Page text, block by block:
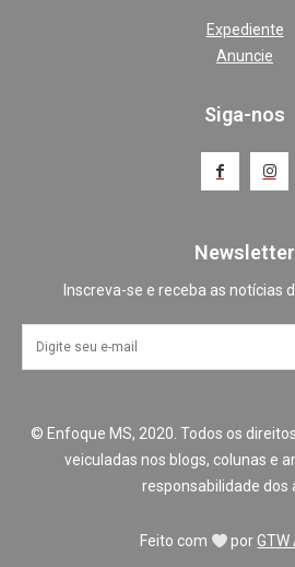
Expediente
Anuncie
Siga-nos
Newsletter
Inscreva-se e receba as notícias
© Enfoque MS, 2020. Todos os
veiculadas nos blogs, colunas e
responsabilidade dos
Feito com porGTW